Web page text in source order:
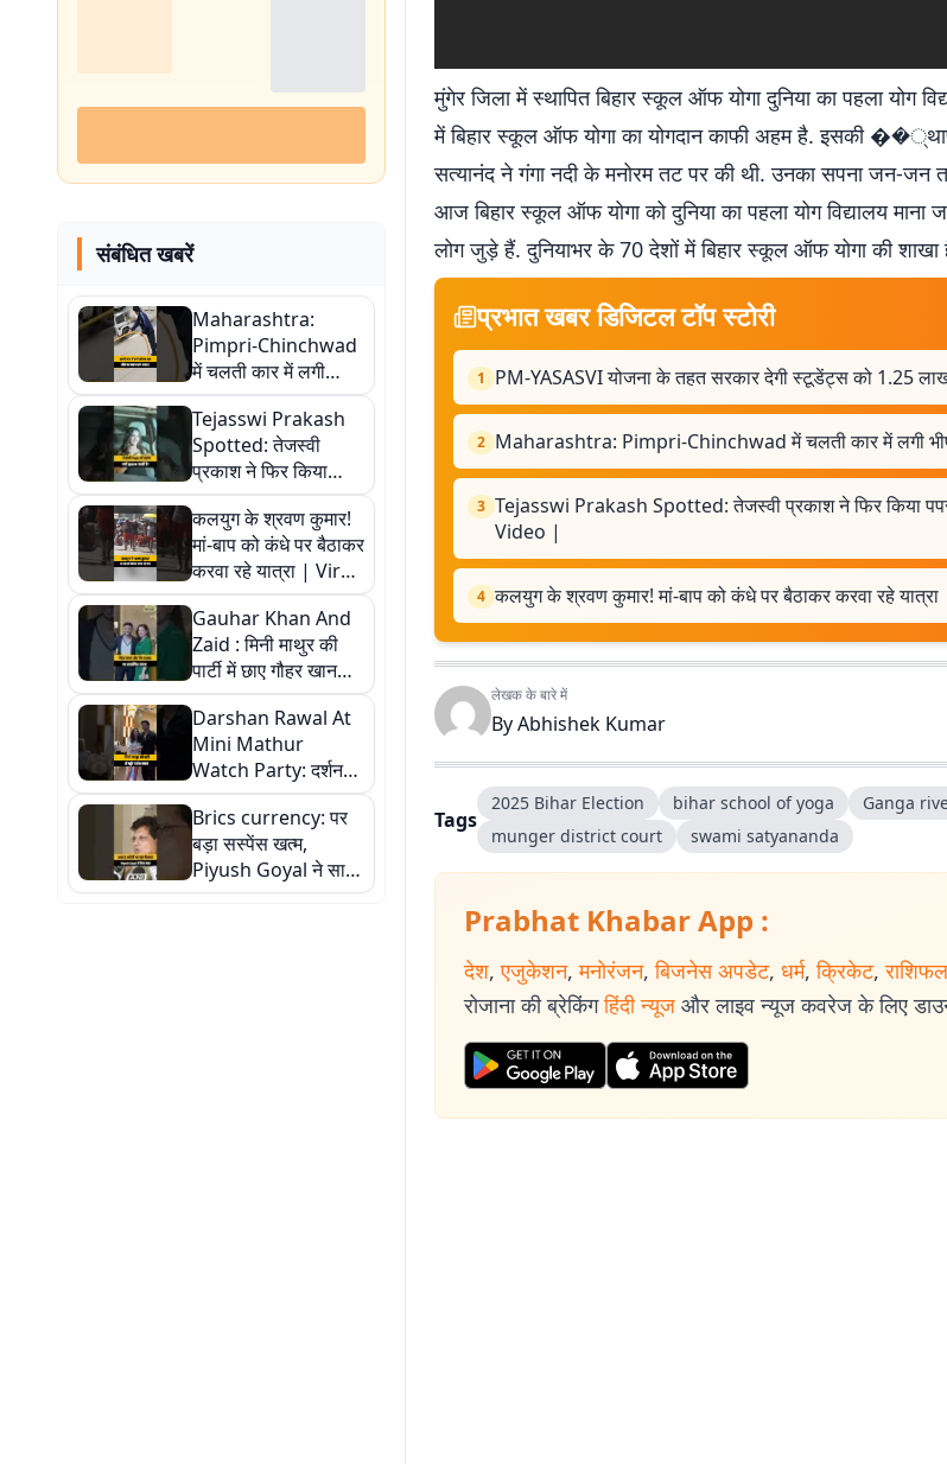
संबंधित खबरें
Maharashtra:
Pimpri-Chinchwad
में चलती कार में लगी
भीषण आग, देखिए वीडियो
Tejasswi Prakash
Spotted: तेजस्वी
प्रकाश ने फिर किया
पपराज़ी को Ignore?
Viral Video |
कलयुग के श्रवण कुमार!
मां-बाप को कंधे पर बैठाकर
करवा रहे यात्रा | Viral
Video
Gauhar Khan And
Zaid : मिनी माथुर की
पार्टी में छाए गौहर खान
और जैद दरबार, देखें
खूबसूरत विजुअल्स
Darshan Rawal At
Mini Mathur
Watch Party: दर्शन
रावल ने मिनी माथुर की
पार्टी में लगाई आग
Brics currency: पर
बड़ा सस्पेंस खत्म,
Piyush Goyal ने साफ
कर दिया भारत का रुख...
मुंगेर जिला में स्थापित बिहार स्कूल ऑफ योगा दुनिया का पहला योग
में बिहार स्कूल ऑफ योगा का योगदान काफी अहम है. इसकी
सत्यानंद ने गंगा नदी के मनोरम तट पर की थी. उनका सपना जन-जन
आज बिहार स्कूल ऑफ योगा को दुनिया का पहला योग विद्यालय माना
लोग जुड़े हैं. दुनियाभर के 70 देशों में बिहार स्कूल ऑफ योगा की शाखा
प्रभात खबर डिजिटल टॉप स्टोरी
1 PM-YASASVI योजना के तहत सरकार देगी स्टूडेंट्स को 1.25
2 Maharashtra: Pimpri-Chinchwad में चलती कार में लगी
3 Tejasswi Prakash Spotted: तेजस्वी प्रकाश ने फिर किया
Video |
4 कलयुग के श्रवण कुमार! मां-बाप को कंधे पर बैठाकर करवा रहे
लेखक के बारे में
ByAbhishek Kumar
Tags
2025 Bihar Election bihar school of yoga
Ganga
munger district court
swami satyananda
Prabhat Khabar App :
देश, एजुकेशन, मनोरंजन, बिजनेस अपडेट, धर्म, क्रिकेट, राशिफल
रोजाना की ब्रेकिंग हिंदी न्यूज और लाइव न्यूज कवरेज के लिए